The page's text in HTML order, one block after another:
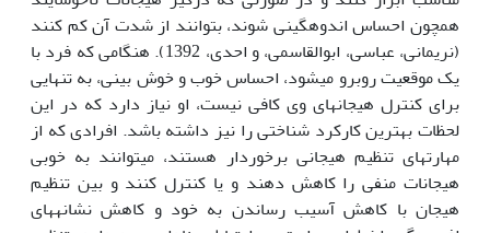
همچون احساس اندوهگینی شوند، بتوانند از شدت آن کم کنند
(نریمانی، عباسی، ابوالقاسمی، و احدی، 1392). هنگامی که فرد با
یک موقعیت روبرو می­شود، احساس خوب و خوش بینی، به تنهایی
برای کنترل هیجانهای وی کافی نیست، او نیاز دارد که در این
لحظات بهترین کارکرد شناختی را نیز داشته باشد. افرادی که از
مهارتهای تنظیم هیجانی برخوردار هستند، می­توانند به خوبی
هیجانات منفی را کاهش دهند و یا کنترل کنند و بین تنظیم
هیجان با کاهش آسیب رساندن به خود و کاهش نشانه­های